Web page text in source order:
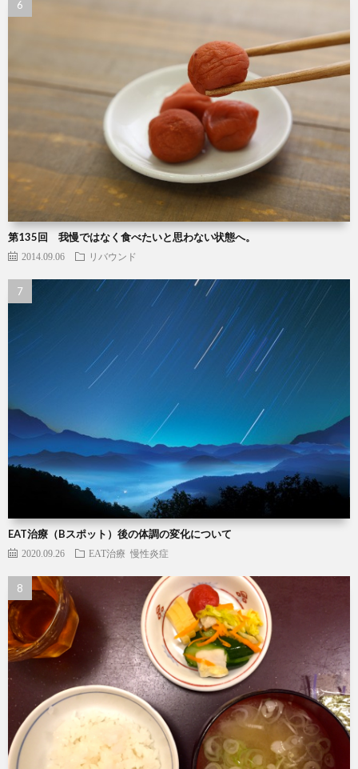
第135回 我慢ではなく食べたいと思わない状態へ。
2014.09.06 リバウンド
EAT治療（Bスポット）後の体調の変化について
2020.09.26 EAT治療 慢性炎症